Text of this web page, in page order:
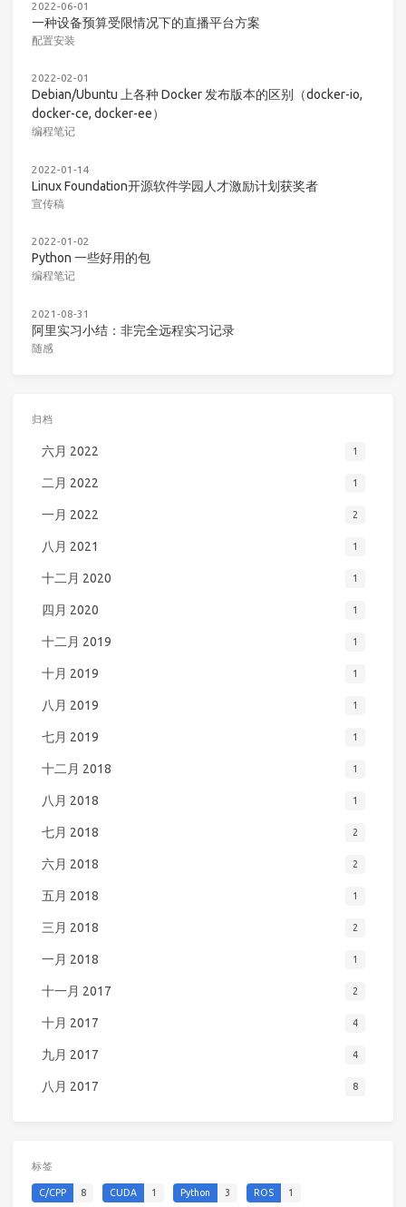
2022-06-01
一种设备预算受限情况下的直播平台方案
配置安装
2022-02-01
Debian/Ubuntu 上各种 Docker 发布版本的区别（docker-io,
docker-ce, docker-ee）
编程笔记
2022-01-14
Linux Foundation开源软件学园人才激励计划获奖者
宣传稿
2022-01-02
Python 一些好用的包
编程笔记
2021-08-31
阿里实习小结：非完全远程实习记录
随感
归档
六月 2022 1
二月 2022 1
一月 2022 2
八月 2021 1
十二月 2020 1
四月 2020 1
十二月 2019 1
十月 2019 1
八月 2019 1
七月 2019 1
十二月 2018 1
八月 2018 1
七月 2018 2
六月 2018 2
五月 2018 1
三月 2018 2
一月 2018 1
十一月 2017 2
十月 2017 4
九月 2017 4
八月 2017 8
标签
C/CPP 8 CUDA 1 Python 3 ROS 1